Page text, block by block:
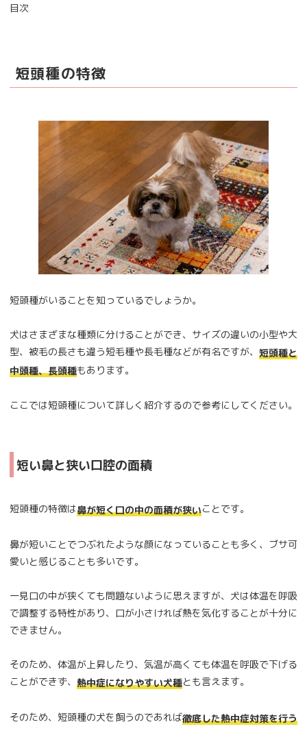
目次
短頭種の特徴
短頭種がいることを知っているでしょうか。
犬はさまざまな種類に分けることができ、サイズの違いの小型や大
型、被毛の長さも違う短毛種や長毛種などが有名ですが、 短頭種と
中頭種、長頭種もあります。
ここでは短頭種について詳しく紹介するので参考にしてください。
短い鼻と狭い口腔の面積
短頭種の特徴は鼻が短く口の中の面積が狭いことです。
鼻が短いことでつぶれたような顔になっていることも多く、ブサ可
愛いと感じることも多いです。
一見口の中が狭くても問題ないように思えますが、犬は体温を呼吸
で調整する特性があり、口が小さければ熱を気化することが十分に
できません。
そのため、体温が上昇したり、気温が高くても体温を呼吸で下げる
ことができず、 熱中症になりやすい犬種とも言えます。
そのため、短頭種の犬を飼うのであれば徹底した熱中症対策を行う